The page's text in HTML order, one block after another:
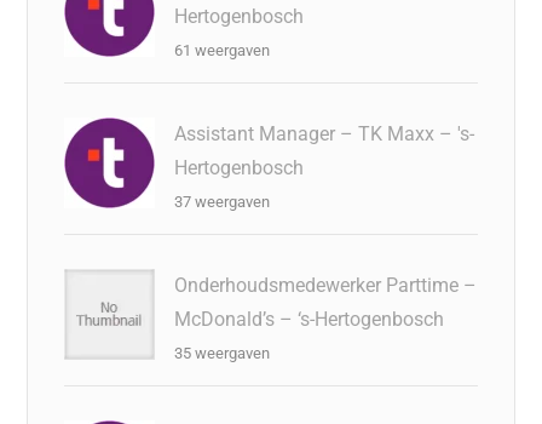
Hertogenbosch
61 weergaven
Assistant Manager – TK Maxx – 's-
Hertogenbosch
37 weergaven
Onderhoudsmedewerker Parttime –
McDonald’s – ‘s-Hertogenbosch
35 weergaven